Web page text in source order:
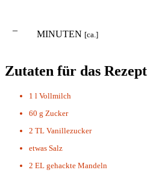
– MINUTEN [ca.]
Zutaten für das Rezept
1 l Vollmilch
60 g Zucker
2 TL Vanillezucker
etwas Salz
2 EL gehackte Mandeln